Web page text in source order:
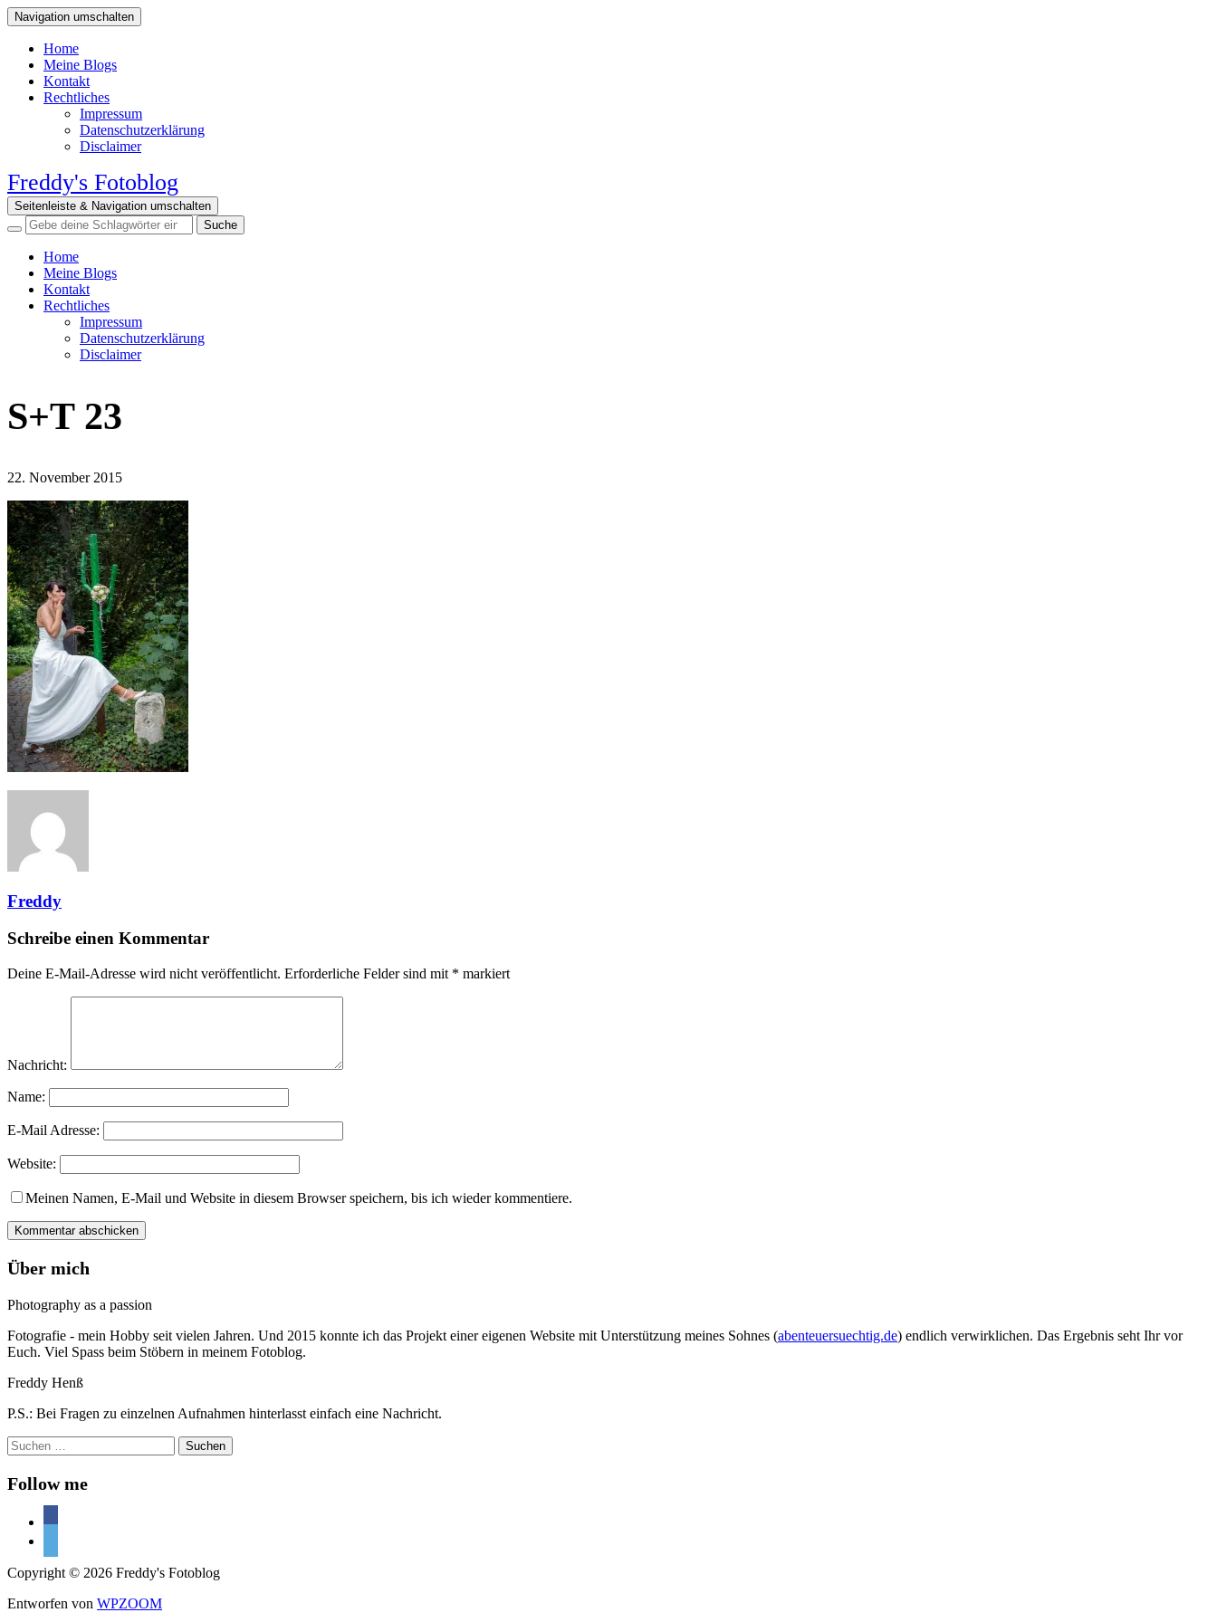
Navigation umschalten
Home
Meine Blogs
Kontakt
Rechtliches
Impressum
Datenschutzerklärung
Disclaimer
Freddy's Fotoblog
Seitenleiste & Navigation umschalten
Home
Meine Blogs
Kontakt
Rechtliches
Impressum
Datenschutzerklärung
Disclaimer
S+T 23
22. November 2015
Freddy
Schreibe einen Kommentar
Deine E-Mail-Adresse wird nicht veröffentlicht. Erforderliche Felder sind mit * markiert
Nachricht:
Name:
E-Mail Adresse:
Website:
Meinen Namen, E-Mail und Website in diesem Browser speichern, bis ich wieder kommentiere.
Über mich
Photography as a passion
Fotografie - mein Hobby seit vielen Jahren. Und 2015 konnte ich das Projekt einer eigenen Website mit Unterstützung meines Sohnes (abenteuersuechtig.de) endlich verwirklichen. Das Ergebnis seht Ihr vor
Euch. Viel Spass beim Stöbern in meinem Fotoblog.
Freddy Henß
P.S.: Bei Fragen zu einzelnen Aufnahmen hinterlasst einfach eine Nachricht.
Suchen
nach:
Follow me
Copyright © 2026 Freddy's Fotoblog
Entworfen von WPZOOM